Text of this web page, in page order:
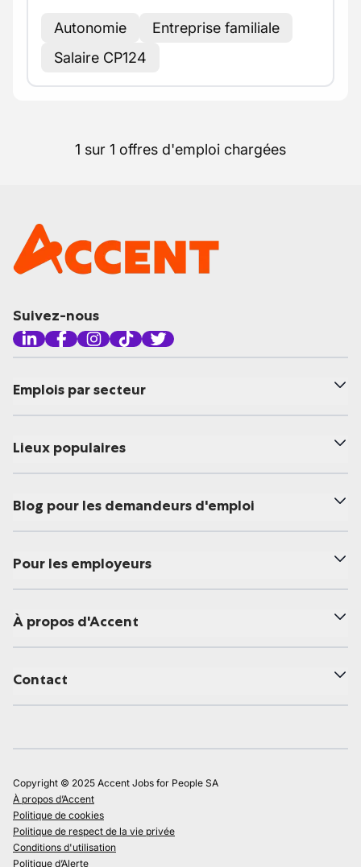
Autonomie
Entreprise familiale
Salaire CP124
1 sur 1 offres d'emploi chargées
Suivez-nous
Emplois par secteur
Lieux populaires
Blog pour les demandeurs d'emploi
Pour les employeurs
À propos d'Accent
Contact
Copyright © 2025 Accent Jobs for People SA
À propos d’Accent
Politique de cookies
Politique de respect de la vie privée
Conditions d'utilisation
Politique d’Alerte